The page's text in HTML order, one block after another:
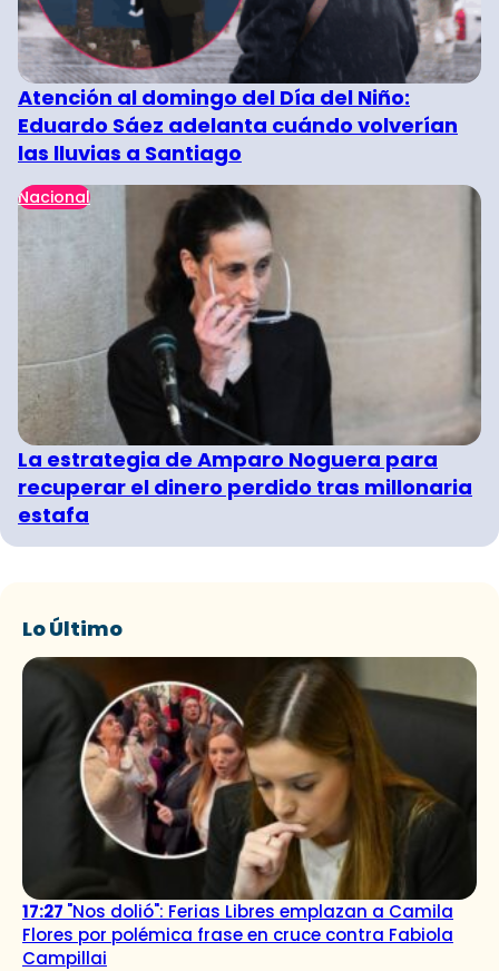
Atención al domingo del Día del Niño:
Eduardo Sáez adelanta cuándo volverían
las lluvias a Santiago
Nacional
La estrategia de Amparo Noguera para
recuperar el dinero perdido tras millonaria
estafa
Lo Último
17:27 "Nos dolió": Ferias Libres emplazan a Camila
Flores por polémica frase en cruce contra Fabiola
Campillai